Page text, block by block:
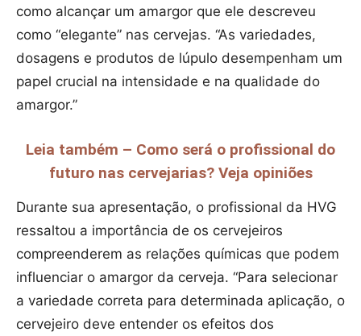
como alcançar um amargor que ele descreveu
como “elegante” nas cervejas. “As variedades,
dosagens e produtos de lúpulo desempenham um
papel crucial na intensidade e na qualidade do
amargor.”
Leia também – Como será o profissional do
futuro nas cervejarias? Veja opiniões
Durante sua apresentação, o profissional da HVG
ressaltou a importância de os cervejeiros
compreenderem as relações químicas que podem
influenciar o amargor da cerveja. “Para selecionar
a variedade correta para determinada aplicação, o
cervejeiro deve entender os efeitos dos